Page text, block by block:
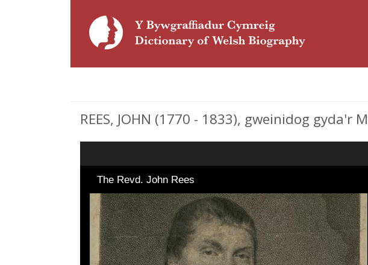
REES, JOHN (1770 - 1833), gweinidog
The Revd. John Rees